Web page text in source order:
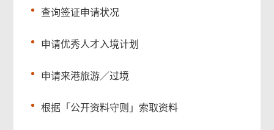
查询签证申请状况
申请优秀人才入境计划
申请来港旅游／过境
根据「公开资料守则」索取资料